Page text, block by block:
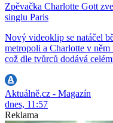
Zpěvačka Charlotte Gott
singlu Paris
Nový videoklip se natáčel
metropoli a Charlotte v
což dle tvůrců dodává
Aktuálně.cz - Magazín
dnes, 11:57
Reklama